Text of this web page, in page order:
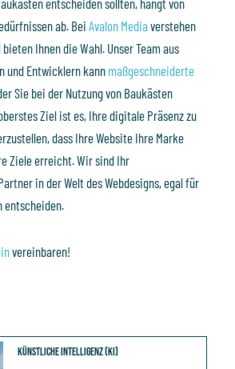
ab. Bei Avalon Mediaverstehen
Ihnen die Wahl. Unser Team aus
und Entwicklern kann maßgeschneiderte
Sie bei der Nutzung von Baukästen
Ziel ist es, Ihre digitale Präsenz zu
dass Ihre Website Ihre Marke
Ziele erreicht. Wir sind Ihr
in der Welt des Webdesigns, egal für
entscheiden.
vereinbaren!
Künstliche Intelligenz (KI)